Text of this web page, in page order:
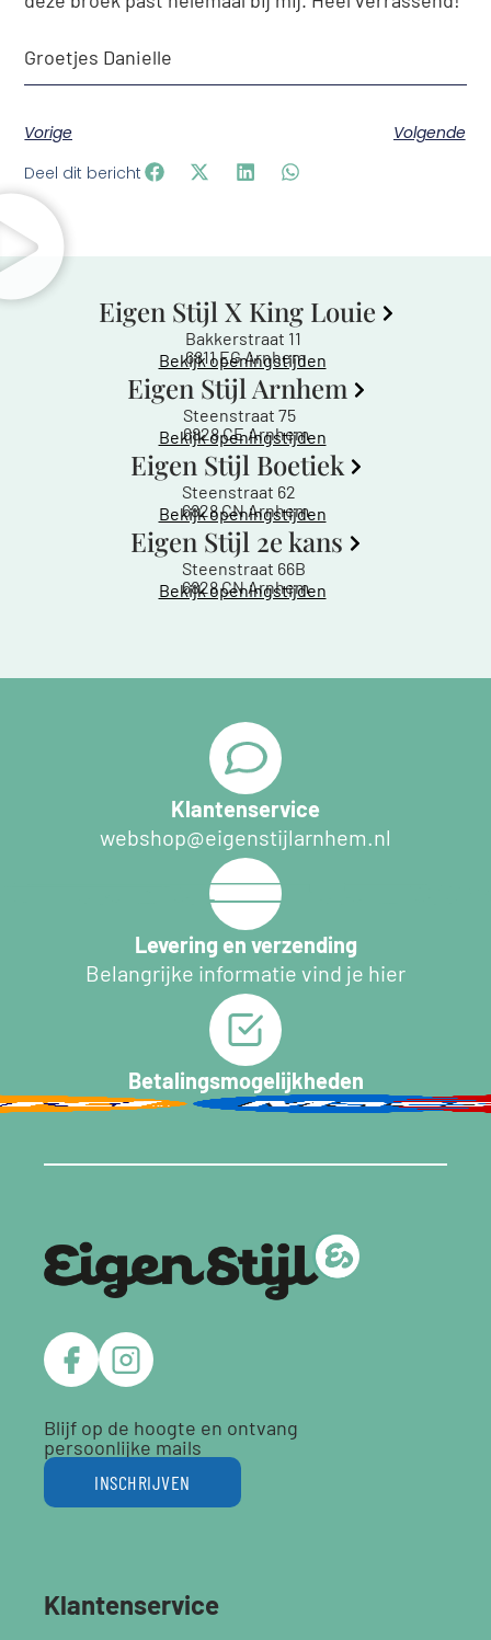
Groetjes Danielle
Vorige
Volgende
Deel dit bericht
Eigen Stijl X King Louie
Bakkerstraat 11
6811 EG Arnhem
Bekijk openingstijden
Eigen Stijl Arnhem
Steenstraat 75
6828 CE Arnhem
Bekijk openingstijden
Eigen Stijl Boetiek
Steenstraat 62
6828 CN Arnhem
Bekijk openingstijden
Eigen Stijl 2e kans
Steenstraat 66B
6828 CN Arnhem
Bekijk openingstijden
Klantenservice
webshop@eigenstijlarnhem.nl
Levering en verzending
Belangrijke informatie vind je hier
Betalingsmogelijkheden
Blijf op de hoogte en ontvang
persoonlijke mails
INSCHRIJVEN
Klantenservice